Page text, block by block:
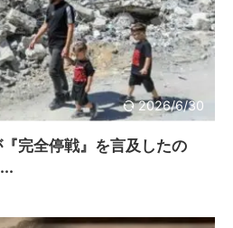
2026/6/30
完全停戦』を言及したの